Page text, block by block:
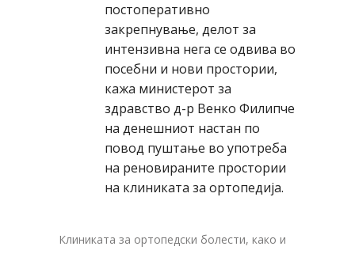
постоперативно
закрепнување, делот за
интензивна нега се одвива во
посебни и нови простории,
кажа министерот за
здравство д-р Венко Филипче
на денешниот настан по
повод пуштање во употреба
на реновираните простории
на клиниката за ортопедија.
Клиниката за ортопедски болести, како и